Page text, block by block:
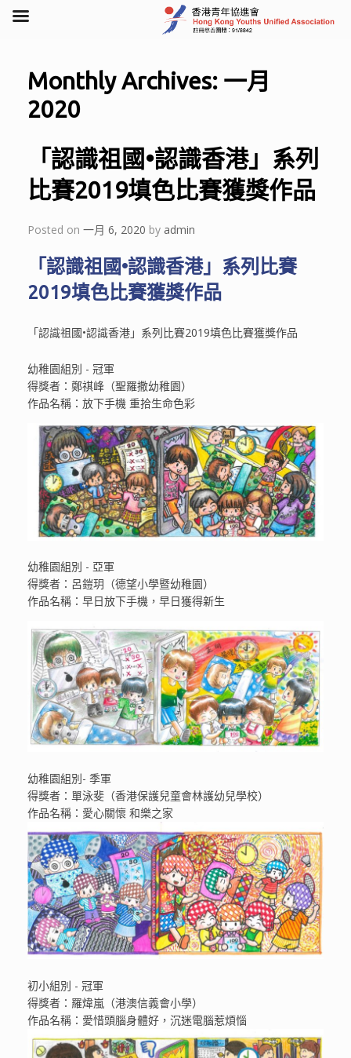
contentMonthly Archives: 一月
2020
「認識祖國•認識香港」系列
比賽2019填色比賽獲獎作品
Posted on 一月 6, 2020 by admin
「認識祖國•認識香港」系列比賽
2019填色比賽獲獎作品
「認識祖國•認識香港」系列比賽2019填色比賽獲獎作品
幼稚園組別 - 冠軍
得獎者：鄭祺峰（聖羅撒幼稚園）
作品名稱：放下手機 重拾生命色彩
幼稚園組別 - 亞軍
得獎者：呂鎧玥（德望小學暨幼稚園）
作品名稱：早日放下手機，早日獲得新生
幼稚園組別- 季軍
得獎者：單泳斐（香港保護兒童會林護幼兒學校）
作品名稱：愛心關懷 和樂之家
初小組別 - 冠軍
得獎者：羅煒嵐（港澳信義會小學）
作品名稱：愛惜頭腦身體好，沉迷電腦惹煩惱